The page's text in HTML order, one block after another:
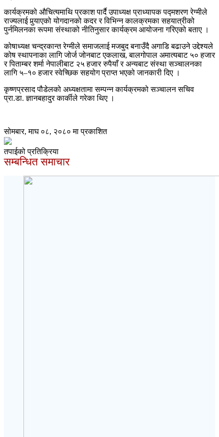
कार्यक्रमको औचित्यमाथि प्रकाश पार्दै उपाध्यक्ष प्राध्यापक पद्मशरण रेग्मीले
राज्यलाई पुर्‍याएको योगदानको कदर र विभिन्न कालक्रमका सहयात्रीको
पुर्नमिलनका रूपमा संस्थाको नीतिनुसार कार्यक्रम आयोजना गरिएको बताए ।
कोषाध्यक्ष चन्द्रकान्त रेग्मीले समाजलाई मजबुद बनाउँदै अगाडि बढाउने उद्देश्यले
कोष स्थापनाका लागि जोर्ज जोनबाट एकलाख, बालगोपाल अमात्यबाट ५० हजार
र पिताम्बर शर्मा नेपालीबाट २५ हजार रुपैयाँ र अन्यबाट संस्था सञ्चालनका
लागि ५–१० हजार स्वेच्छिक सहयोग प्राप्त भएको जानकारी दिए ।
कृष्णप्रसाद पौडेलको अध्यक्षतामा सम्पन्न कार्यक्रमको सञ्चालन सचिव
प्रा.डा. ज्ञानबहादुर कार्कीले गरेका थिए ।
सोमबार, माघ ०८, २०८० मा प्रकाशित
तपाईको प्रतिक्रिया
सम्बन्धित समाचार